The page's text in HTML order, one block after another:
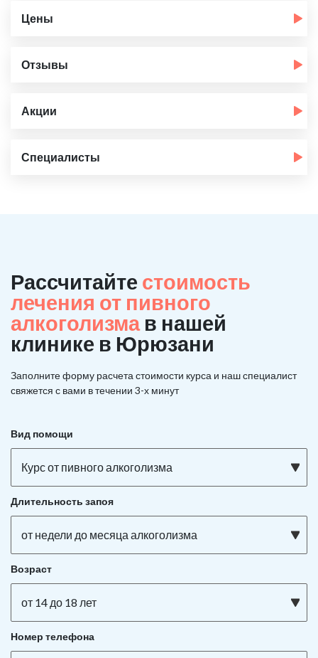
Цены
Отзывы
Акции
Специалисты
Рассчитайте стоимость
лечения от пивного
алкоголизма в нашей
клинике в Юрюзани
Заполните форму расчета стоимости курса и наш специалист
свяжется с вами в течении 3-х минут
Вид помощи
Курс от пивного алкоголизма
Длительность запоя
от недели до месяца алкоголизма
Возраст
от 14 до 18 лет
Номер телефона